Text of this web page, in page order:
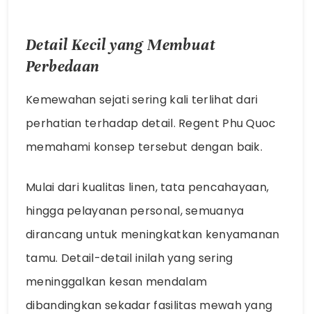
Detail Kecil yang Membuat
Perbedaan
Kemewahan sejati sering kali terlihat dari
perhatian terhadap detail. Regent Phu Quoc
memahami konsep tersebut dengan baik.
Mulai dari kualitas linen, tata pencahayaan,
hingga pelayanan personal, semuanya
dirancang untuk meningkatkan kenyamanan
tamu. Detail-detail inilah yang sering
meninggalkan kesan mendalam
dibandingkan sekadar fasilitas mewah yang